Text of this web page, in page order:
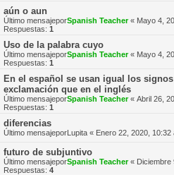
aún o aun
Último mensajeporSpanish Teacher« Mayo 4,
Respuestas: 1
Uso de la palabra cuyo
Último mensajeporSpanish Teacher« Mayo 4,
Respuestas: 1
En el español se usan igual los
exclamación que en el inglés
Último mensajeporSpanish Teacher« Abril 26,
Respuestas: 1
diferencias
Último mensajeporLupita « Enero 22, 2020, 10:32
futuro de subjuntivo
Último mensajeporSpanish Teacher« Diciembre
Respuestas: 4